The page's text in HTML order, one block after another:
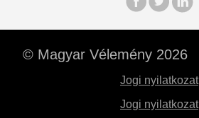
© Magyar Vélemény 2026
Jogi nyilatkozat
Jogi nyilatkozat